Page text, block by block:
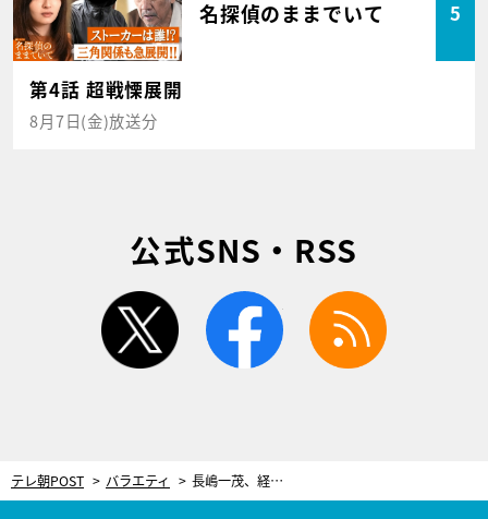
名探偵のままでいて 5
第4話 超戦慄展開
8月7日(金)放送分
公式SNS・RSS
twitter facebook
テレ朝POST バラエティ 長嶋一茂、経営していた会員制バーが閉店。その仰天理由を明かす「ママには内緒だよ」